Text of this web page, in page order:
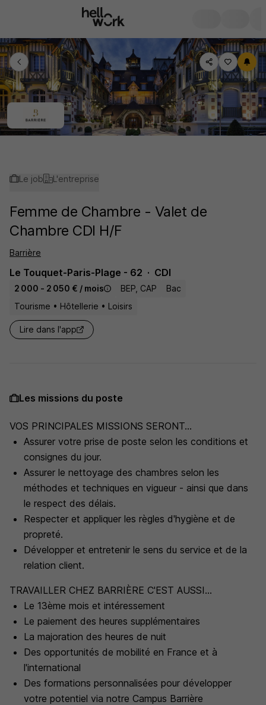
Le job L'entreprise
Femme de Chambre - Valet de
Chambre CDI H/F
Barrière
Le Touquet-Paris-Plage - 62 CDI
2 000 - 2 050 € / mois BEP, CAP
Bac
Tourisme • Hôtellerie • Loisirs
Lire dans l'app
Les missions du poste
VOS PRINCIPALES MISSIONS SERONT...
Assurer votre prise de poste selon les conditions et
consignes du jour.
Assurer le nettoyage des chambres selon les
méthodes et techniques en vigueur - ainsi que dans
le respect des délais.
Respecter et appliquer les règles d'hygiène et de
propreté.
Développer et entretenir le sens du service et de la
relation client.
TRAVAILLER CHEZ BARRIÈRE C'EST AUSSI...
Le 13ème mois et intéressement
Le paiement des heures supplémentaires
La majoration des heures de nuit
Des opportunités de mobilité en France et à
l'international
Des formations personnalisées pour développer
votre potentiel via notre Campus Barrière